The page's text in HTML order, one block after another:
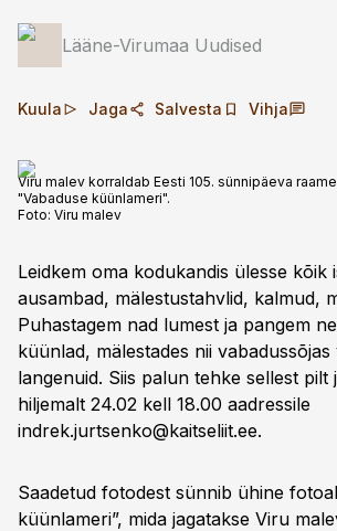
Lääne-Virumaa Uudised
Kuula Jaga Salvesta Vihja
Viru malev korraldab Eesti 105. sünnipäeva
"Vabaduse küünlameri".
Foto: Viru malev
Leidkem oma kodukandis ülesse kõik
ausambad, mälestustahvlid, kalmud,
Puhastagem nad lumest ja pangem
küünlad, mälestades nii vabadussõjas
langenuid. Siis palun tehke sellest pilt
hiljemalt 24.02 kell 18.00 aadressile
indrek.jurtsenko@kaitseliit.ee.
Saadetud fotodest sünnib ühine
küünlameri”, mida jagatakse Viru